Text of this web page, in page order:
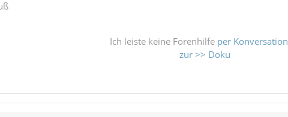
Ich leiste keine Forenhilfe per Konversation
zur >> Doku